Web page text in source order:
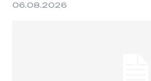
06.08.2026